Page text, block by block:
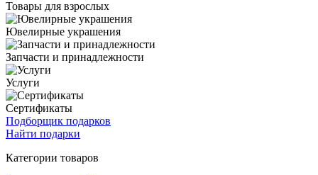
Товары для взрослых
Ювелирные украшения
Запчасти и принадлежности
Услуги
Сертификаты
Подборщик подарков
Найти подарки
Категории товаров